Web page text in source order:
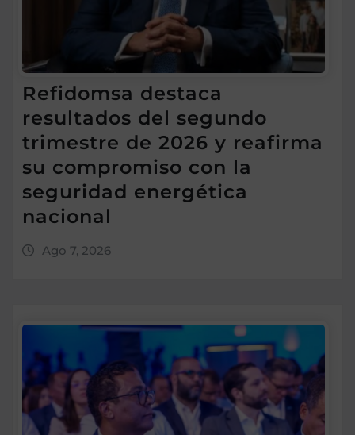
Refidomsa destaca
resultados del segundo
trimestre de 2026 y reafirma
su compromiso con la
seguridad energética
nacional
Ago 7, 2026